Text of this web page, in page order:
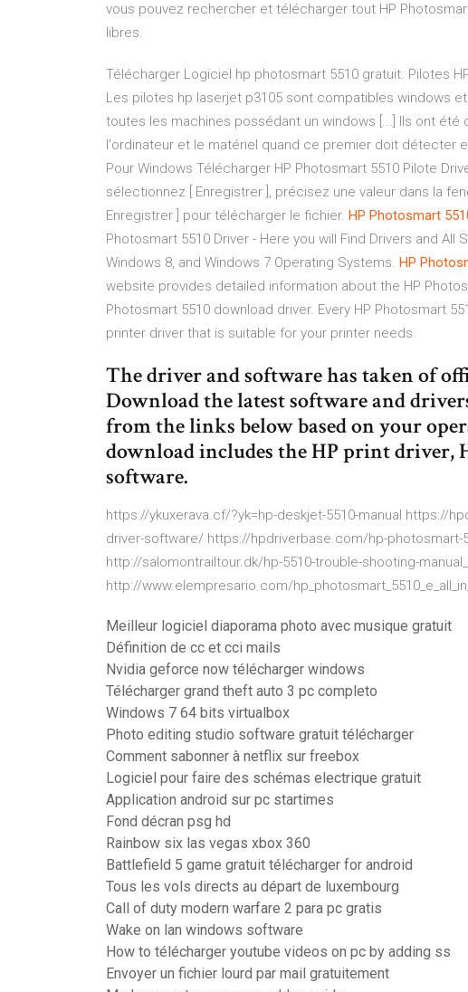
vous pouvez rechercher et télécharger tout HP
libres.
Télécharger Logiciel hp photosmart 5510 gratuit. Pilotes
Les pilotes hp laserjet p3105 sont compatibles windows
toutes les machines possédant un windows [...] Ils ont
l'ordinateur et le matériel quand ce premier doit détecter
Pour Windows Télécharger HP Photosmart 5510 Pilote
sélectionnez [ Enregistrer ], précisez une valeur dans la
Enregistrer ] pour télécharger le fichier. HP Photosmart
Photosmart 5510 Driver - Here you will Find Drivers and
Windows 8, and Windows 7 Operating Systems. HP
website provides detailed information about the HP
Photosmart 5510 download driver. Every HP Photosmart
printer driver that is suitable for your printer needs.
The driver and software has taken of
Download the latest software and
from the links below based on your
download includes the HP print driver,
software.
https://ykuxerava.cf/?yk=hp-deskjet-5510-manual https://
driver-software/ https://hpdriverbase.com/hp-photosmart-
http://salomontrailtour.dk/hp-5510-trouble-shooting-
http://www.elempresario.com/
Meilleur logiciel diaporama photo avec musique gratuit
Définition de cc et cci mails
Nvidia geforce now télécharger windows
Télécharger grand theft auto 3 pc completo
Windows 7 64 bits virtualbox
Photo editing studio software gratuit télécharger
Comment sabonner à netflix sur freebox
Logiciel pour faire des schémas electrique gratuit
Application android sur pc startimes
Fond décran psg hd
Rainbow six las vegas xbox 360
Battlefield 5 game gratuit télécharger for android
Tous les vols directs au départ de luxembourg
Call of duty modern warfare 2 para pc gratis
Wake on lan windows software
How to télécharger youtube videos on pc by adding ss
Envoyer un fichier lourd par mail gratuitement